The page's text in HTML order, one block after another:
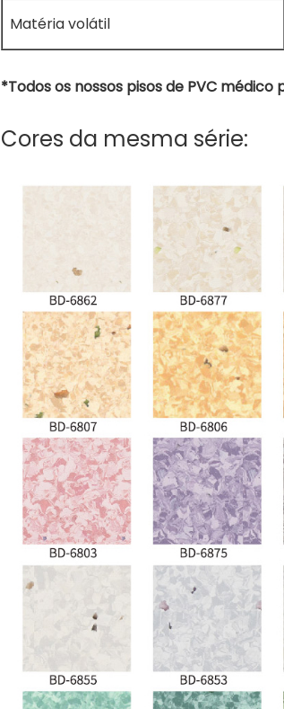
Matéria volátil
*Todos os nossos pisos de PVC
Cores da mesma série: